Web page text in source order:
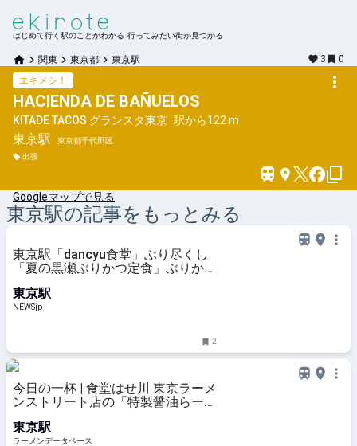
はじめて行く駅のことがわかる 行ってみたい街が見つかる
関東 東京都 東京駅 3
0
エキメシ！
HACIENDA DE BAÑUELOS
KITADE TACOS グランスタ東京 駅から122 m
東京駅
東京都千代田区
出張
Googleマップで見る
東京駅の記事をもっとみる
東京駅「dancyu食堂」ぶり尽くし
「夏の黒瀬ぶりかつ定食」ぶりか
一度に⟪数量限定で⟫8月10日まで |
NEWSjp
東京駅
NEWSjp
2
今日の一杯 | 食堂はせ川 東京ラーメ
ンストリート店の「特製醤油らーめ
ース
東京駅
ラーメンデータベース